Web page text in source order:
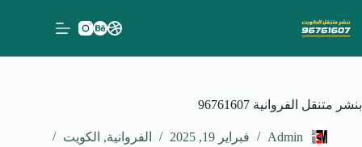
بنشر متنقل الفروانية 96761607
Admin فبراير 19, 2025 الفروانية, الكويت